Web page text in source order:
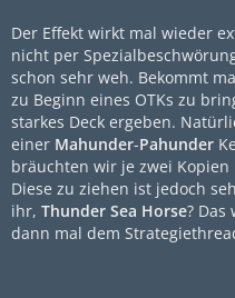
Der Effekt wirkt mal wieder
nicht per
schon sehr weh. Bekommt
zu Beginn eines OTKs zu
starkes Deck ergeben.
einer Mahunder-Pahunder
bräuchten wir je zwei
Diese zu ziehen ist jedoch
ihr, Thunder Sea Horse? Das
dann mal dem